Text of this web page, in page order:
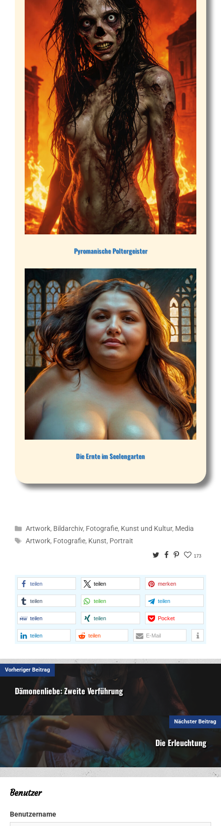
Pyromanische Poltergeister
Die Ernte im Seelengarten
Kategorien
Artwork, Bildarchiv, Fotografie, Kunst und Kultur, Media
Schlagwörter
Artwork, Fotografie, Kunst, Portrait
TwitterFacebook
Pinterest
173
teilen teilen merken
teilen teilen teilen
teilen teilen Pocket
teilen teilen E-Mail
Vorheriger Beitrag
Dämonenliebe: Zweite Verführung
Nächster Beitrag
Die Erleuchtung
Benutzer
Benutzername